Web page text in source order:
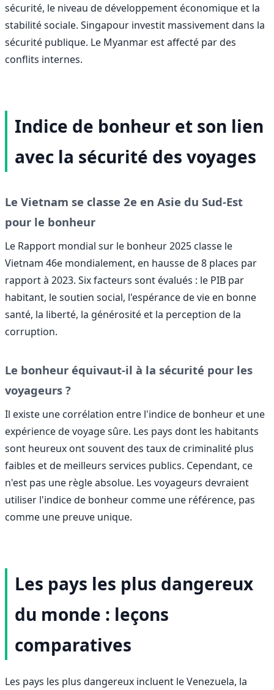
sécurité, le niveau de développement économique et la
stabilité sociale. Singapour investit massivement dans la
sécurité publique. Le Myanmar est affecté par des
conflits internes.
Indice de bonheur et son lien
avec la sécurité des voyages
Le Vietnam se classe 2e en Asie du Sud-Est
pour le bonheur
Le Rapport mondial sur le bonheur 2025 classe le
Vietnam 46e mondialement, en hausse de 8 places par
rapport à 2023. Six facteurs sont évalués : le PIB par
habitant, le soutien social, l'espérance de vie en bonne
santé, la liberté, la générosité et la perception de la
corruption.
Le bonheur équivaut-il à la sécurité pour les
voyageurs ?
Il existe une corrélation entre l'indice de bonheur et une
expérience de voyage sûre. Les pays dont les habitants
sont heureux ont souvent des taux de criminalité plus
faibles et de meilleurs services publics. Cependant, ce
n'est pas une règle absolue. Les voyageurs devraient
utiliser l'indice de bonheur comme une référence, pas
comme une preuve unique.
Les pays les plus dangereux
du monde : leçons
comparatives
Les pays les plus dangereux incluent le Venezuela, la